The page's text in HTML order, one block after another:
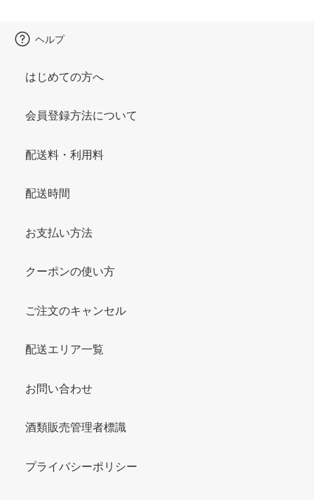
ヘルプ
はじめての方へ
会員登録方法について
配送料・利用料
配送時間
お支払い方法
クーポンの使い方
ご注文のキャンセル
配送エリア一覧
お問い合わせ
酒類販売管理者標識
プライバシーポリシー